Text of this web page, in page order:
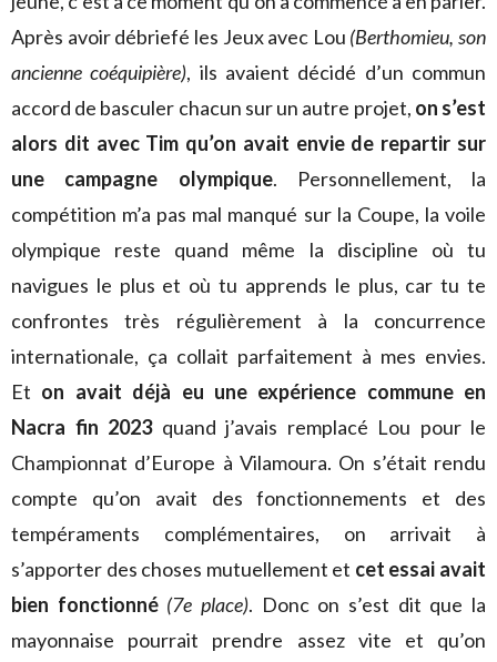
Après avoir débriefé les Jeux avec Lou (Berthomieu, son
ancienne coéquipière), ils avaient décidé d’un commun
accord de basculer chacun sur un autre projet, on s’est
alors dit avec Tim qu’on avait envie de repartir sur
une campagne olympique. Personnellement, la
compétition m’a pas mal manqué sur la Coupe, la voile
olympique reste quand même la discipline où tu
navigues le plus et où tu apprends le plus, car tu te
confrontes très régulièrement à la concurrence
internationale, ça collait parfaitement à mes envies.
Et on avait déjà eu une expérience commune en
Nacra fin 2023quand j’avais remplacé Lou pour le
Championnat d’Europe à Vilamoura. On s’était rendu
compte qu’on avait des fonctionnements et des
tempéraments complémentaires, on arrivait à
s’apporter des choses mutuellement et cet essai avait
bien fonctionné (7e place). Donc on s’est dit que la
mayonnaise pourrait prendre assez vite et qu’on